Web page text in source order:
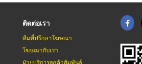
ติดต่อเรา
ทีมที่ปรึกษาโฆษณา
โฆษณากับเรา
ฝ่ายบริการลูกค้าสัมพันธ์